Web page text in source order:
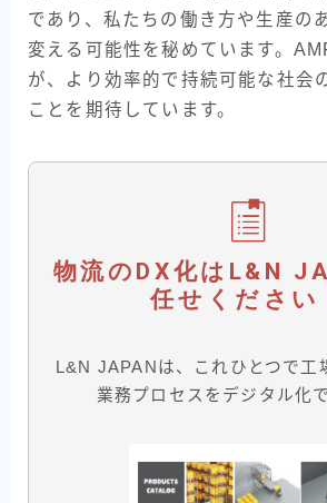
であり、私たちの働き方や生産の
変える可能性を秘めています。
が、より効率的で持続可能な社会
ことを期待しています。
物流のDX化は L&N
任せください
L&N JAPANは、これひとつで工
業務プロセスをデジタル化